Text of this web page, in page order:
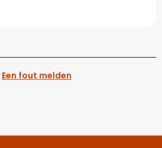
Een fout melden